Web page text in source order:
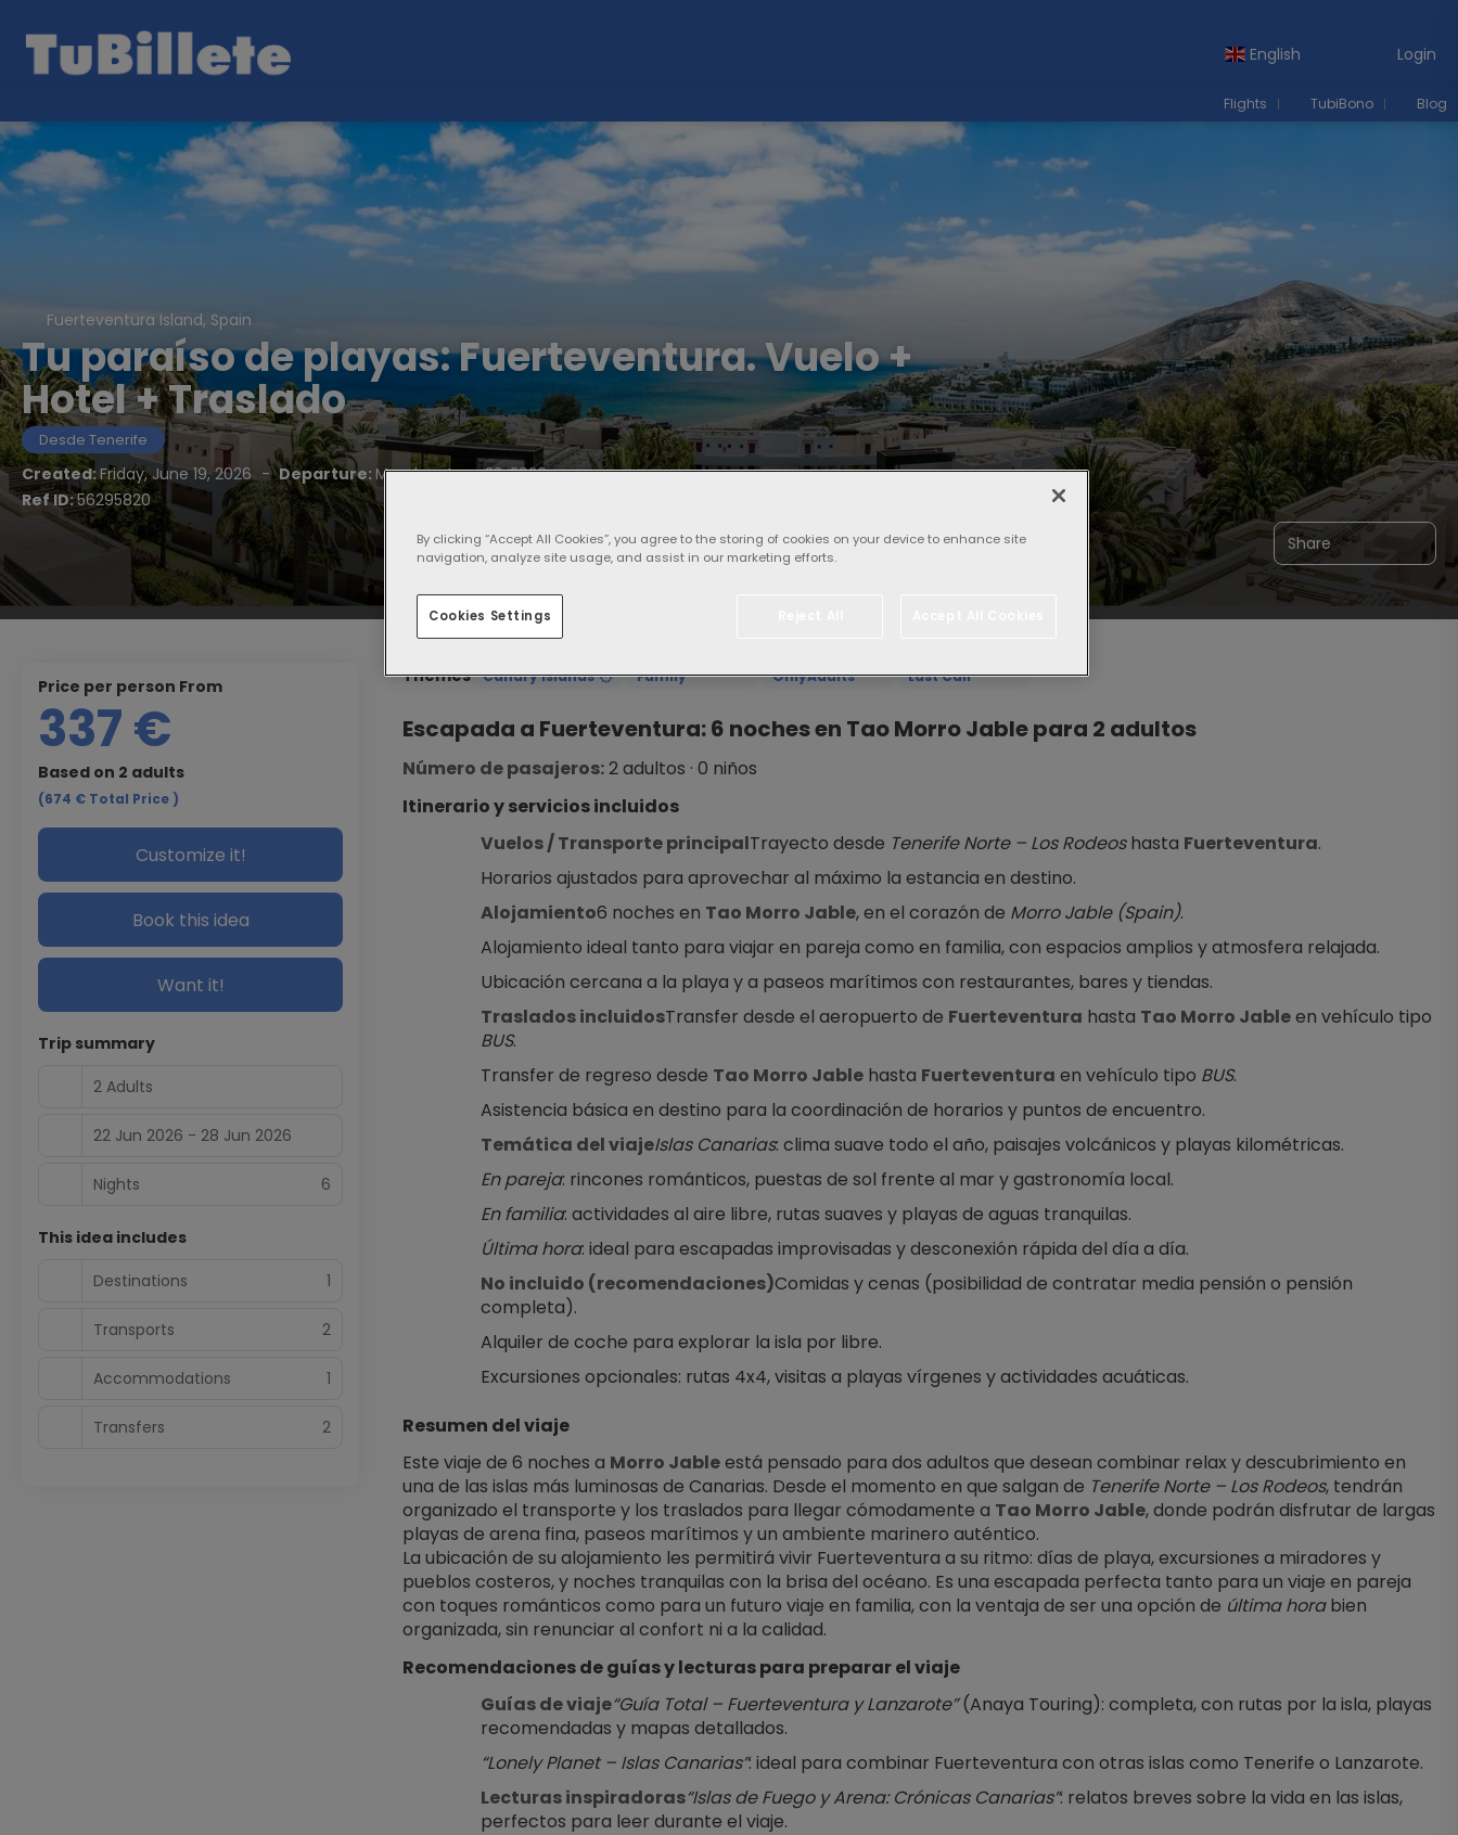
English Login
Flights TubiBono Blog
Fuerteventura Island, Spain
Tu paraíso de playas: Fuerteventura. Vuelo +
Hotel + Traslado
Desde Tenerife
Created:Friday, June 19, 2026 - Departure: Monday, June 22, 2026
Ref ID:56295820
Share
Themes Canary Islands Family OnlyAdults Last Call
Escapada a Fuerteventura: 6 noches en Tao Morro Jable para 2 adultos
Número de pasajeros: 2 adultos · 0 niños
Itinerario y servicios incluidos
Vuelos / Transporte principalTrayecto desde Tenerife Norte – Los Rodeos hasta Fuerteventura.
Horarios ajustados para aprovechar al máximo la estancia en destino.
Alojamiento6 noches en Tao Morro Jable, en el corazón de Morro Jable (Spain).
Alojamiento ideal tanto para viajar en pareja como en familia, con espacios amplios y atmosfera relajada.
Ubicación cercana a la playa y a paseos marítimos con restaurantes, bares y tiendas.
Traslados incluidosTransfer desde el aeropuerto de Fuerteventura hasta Tao Morro Jable
BUS.
Transfer de regreso desde Tao Morro Jable hasta Fuerteventura en vehículo tipo BUS.
Asistencia básica en destino para la coordinación de horarios y puntos de encuentro.
Temática del viajeIslas Canarias: clima suave todo el año, paisajes volcánicos y playas kilométricas.
En pareja: rincones románticos, puestas de sol frente al mar y gastronomía local.
En familia: actividades al aire libre, rutas suaves y playas de aguas tranquilas.
Última hora: ideal para escapadas improvisadas y desconexión rápida del día a día.
No incluido (recomendaciones)Comidas y cenas (posibilidad de contratar media pensión o pensión
completa).
Alquiler de coche para explorar la isla por libre.
Excursiones opcionales: rutas 4x4, visitas a playas vírgenes y actividades acuáticas.
Resumen del viaje
Este viaje de 6 noches a Morro Jable está pensado para dos adultos que desean combinar relax y descubrimiento en
una de las islas más luminosas de Canarias. Desde el momento en que salgan de Tenerife Norte – Los Rodeos, tendrán
organizado el transporte y los traslados para llegar cómodamente a Tao Morro Jable, donde podrán disfrutar de largas
playas de arena fina, paseos marítimos y un ambiente marinero auténtico.
La ubicación de su alojamiento les permitirá vivir Fuerteventura a su ritmo: días de playa, excursiones a miradores y
pueblos costeros, y noches tranquilas con la brisa del océano. Es una escapada perfecta tanto para un viaje en pareja
con toques románticos como para un futuro viaje en familia, con la ventaja de ser una opción de última hora bien
organizada, sin renunciar al confort ni a la calidad.
Recomendaciones de guías y lecturas para preparar el viaje
Guías de viaje“Guía Total – Fuerteventura y Lanzarote” (Anaya Touring): completa, con rutas por la isla, playas
recomendadas y mapas detallados.
“Lonely Planet – Islas Canarias”: ideal para combinar Fuerteventura con otras islas como Tenerife o Lanzarote.
Lecturas inspiradoras“Islas de Fuego y Arena: Crónicas Canarias”: relatos breves sobre la vida en las islas,
perfectos para leer durante el viaje.
price per person From
337 €
Based on 2 adults
(674 € Total Price)
Customize it!
Book this idea
Want it!
Trip summary
2 Adults
22 Jun 2026 - 28 Jun 2026
Nights 6
This idea includes
Destinations
1
Transports 2
Accommodations 1
Transfers 2
By clicking “Accept All Cookies”, you agree to the storing of cookies on your device to enhance site
navigation, analyze site usage, and assist in our marketing efforts.
Cookies Settings